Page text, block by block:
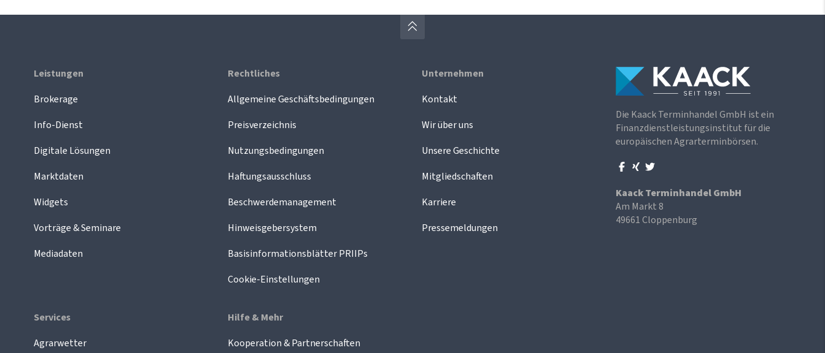
Leistungen
Brokerage
Info-Dienst
Digitale Lösungen
Marktdaten
Widgets
Vorträge & Seminare
Mediadaten
Rechtliches
Allgemeine Geschäftsbedingungen
Preisverzeichnis
Nutzungsbedingungen
Haftungsausschluss
Beschwerdemanagement
Hinweisgebersystem
Basisinformationsblätter PRIIPs
Cookie-Einstellungen
Unternehmen
Kontakt
Wir über uns
Unsere Geschichte
Mitgliedschaften
Karriere
Pressemeldungen
Services
Agrarwetter
Hilfe & Mehr
Kooperation & Partnerschaften
Die Kaack Terminhandel GmbH ist ein
Finanzdienstleistungsinstitut für die
europäischen Agrarterminbörsen.
Kaack Terminhandel GmbH
Am Markt 8
49661 Cloppenburg